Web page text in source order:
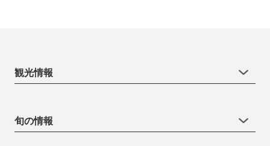
観光情報
旬の情報